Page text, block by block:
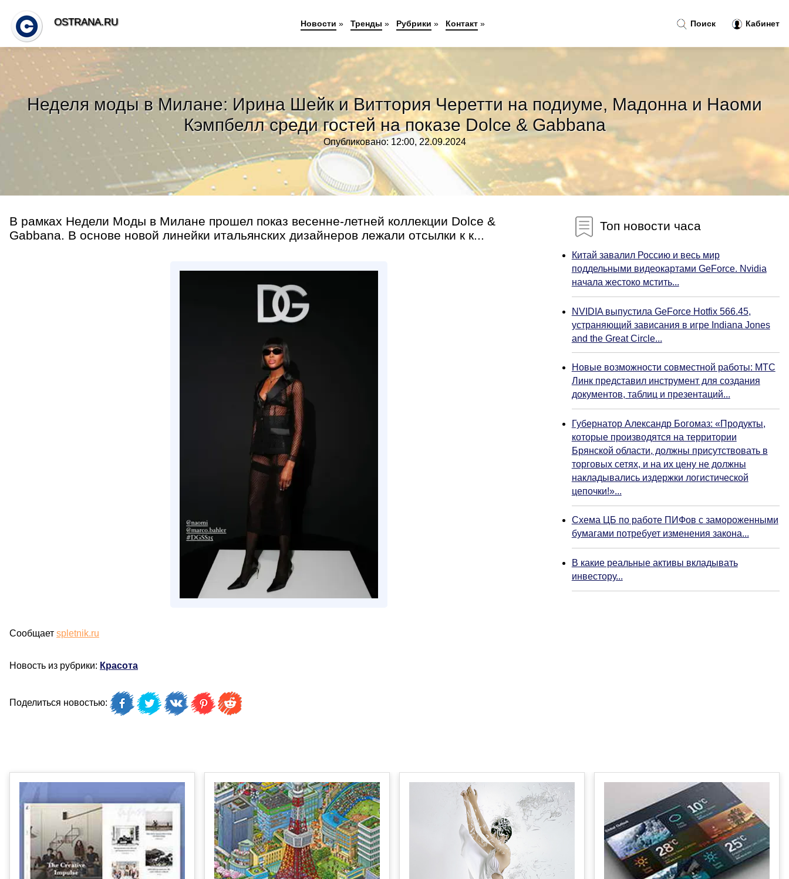
Неделя моды в Милане: Ирина Шейк и Виттория Черетти на подиуме, Мадонна и Наоми
Кэмпбелл среди гостей на показе Dolce & Gabbana
Опубликовано: 12:00, 22.09.2024
В рамках Недели Моды в Милане прошел показ весенне-летней коллекции Dolce &
Gabbana. В основе новой линейки итальянских дизайнеров лежали отсылки к к...
Сообщает spletnik.ru
Новость из рубрики: Красота
Поделиться новостью:
Топ новости часа
Китай завалил Россию и весь мир
поддельными видеокартами GeForce. Nvidia
начала жестоко мстить...
NVIDIA выпустила GeForce Hotfix 566.45,
устраняющий зависания в игре Indiana Jones
and the Great Circle...
Новые возможности совместной работы: МТС
Линк представил инструмент для создания
документов, таблиц и презентаций...
Губернатор Александр Богомаз: «Продукты,
которые производятся на территории
Брянской области, должны присутствовать в
торговых сетях, и на их цену не должны
накладывались издержки логистической
цепочки!»...
Схема ЦБ по работе ПИФов с замороженными
бумагами потребует изменения закона...
В какие реальные активы вкладывать
инвестору...
Поиск Кабинет
OSTRANA.RU Новости » Тренды » Рубрики » Контакт»